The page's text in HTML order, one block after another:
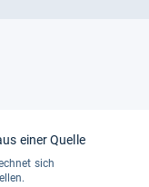
einer Quelle
sich